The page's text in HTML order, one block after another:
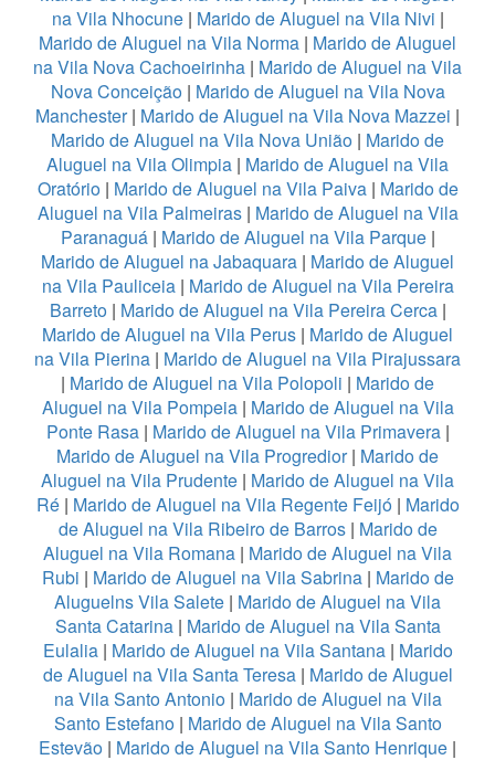
na Vila Nhocune| Marido de Aluguel na Vila Nivi |
Marido de Aluguel na Vila Norma | Marido de Aluguel
na Vila Nova Cachoeirinha | Marido de Aluguel na Vila
Nova Conceição| Marido de Aluguel na Vila Nova
Manchester| Marido de Aluguel na Vila Nova Mazzei |
Marido de Aluguel na Vila Nova União | Marido de
Aluguel na Vila Olimpia | Marido de Aluguel na Vila
Oratório| Marido de Aluguel na Vila Paiva| Marido de
Aluguel na Vila Palmeiras| Marido de Aluguel na Vila
Paranaguá| Marido de Aluguel na Vila Parque|
Marido de Aluguel na Jabaquara | Marido de Aluguel
na Vila Pauliceia| Marido de Aluguel na Vila Pereira
Barreto| Marido de Aluguel na Vila Pereira Cerca|
Marido de Aluguel na Vila Perus | Marido de Aluguel
na Vila Pierina | Marido de Aluguel na Vila Pirajussara
| Marido de Aluguel na Vila Polopoli | Marido de
Aluguel na Vila Pompeia| Marido de Aluguel na Vila
Ponte Rasa| Marido de Aluguel na Vila Primavera|
Marido de Aluguel na Vila Progredior| Marido de
Aluguel na Vila Prudente | Marido de Aluguel na Vila
Ré| Marido de Aluguel na Vila Regente Feijó| Marido
de Aluguel na Vila Ribeiro de Barros| Marido de
Aluguel na Vila Romana | Marido de Aluguel na Vila
Rubi | Marido de Aluguel na Vila Sabrina| Marido de
Aluguelns Vila Salete | Marido de Aluguel na Vila
Santa Catarina| Marido de Aluguel na Vila Santa
Eulalia| Marido de Aluguel na Vila Santana| Marido
de Aluguel na Vila Santa Teresa| Marido de Aluguel
na Vila Santo Antonio| Marido de Aluguel na Vila
Santo Estefano| Marido de Aluguel na Vila Santo
Estevão | Marido de Aluguel na Vila Santo Henrique |